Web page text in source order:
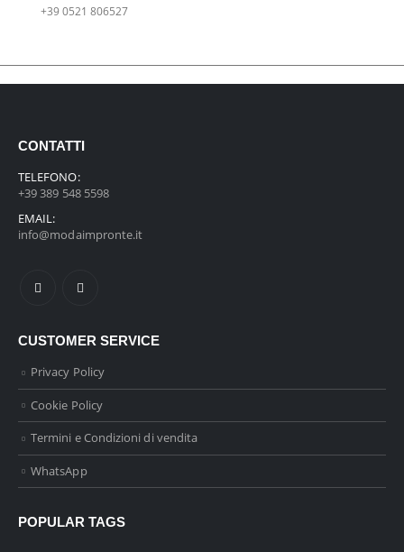
+39 0521 806527
CONTATTI
TELEFONO:
+39 389 548 5598
EMAIL:
info@modaimpronte.it
CUSTOMER SERVICE
Privacy Policy
Cookie Policy
Termini e Condizioni di vendita
WhatsApp
POPULAR TAGS